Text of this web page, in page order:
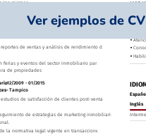
Ver ejemplos de CV